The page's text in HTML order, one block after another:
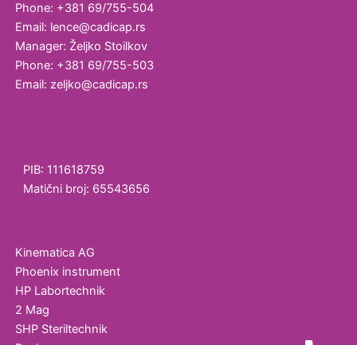
Phone: +381 69/755-504
Email: lence@cadicap.rs
Manager: Željko Stoilkov
Phone: +381 69/755-503
Email: zeljko@cadicap.rs
PIB: 111618759
Matični broj: 65543656
Kinematica AG
Phoenix instrument
HP Labortechnik
2 Mag
SHP Steriltechnik